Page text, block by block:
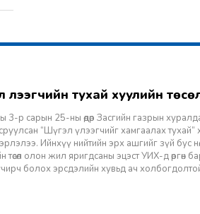
үлээгчийн тухай хуулийн
3-р сарын 25-ны өдөр Засгийн газрын
“Шүгэл үлээгчийг хамгаалах тухай”
Ийнхүү нийтийн эрх ашгийг зүй бус
төсөл олон жил яригдсаны эцэст УИХ-д өргөн
учирч болох эрсдэлийн хувьд ач